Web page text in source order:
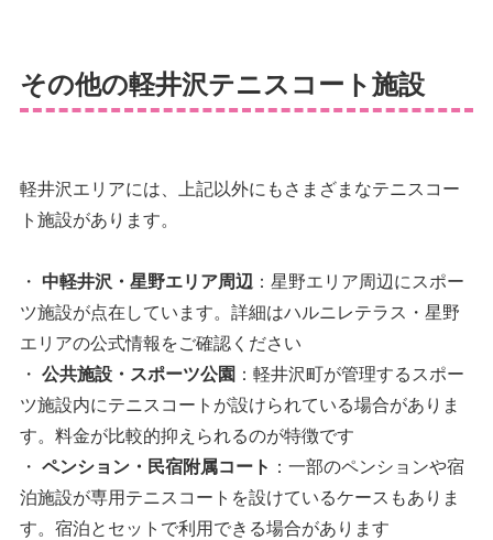
その他の軽井沢テニスコート施設
軽井沢エリアには、上記以外にもさまざまなテニスコー
ト施設があります。
・ 中軽井沢・星野エリア周辺 ：星野エリア周辺にスポー
ツ施設が点在しています。詳細はハルニレテラス・星野
エリアの公式情報をご確認ください
・ 公共施設・スポーツ公園 ：軽井沢町が管理するスポー
ツ施設内にテニスコートが設けられている場合がありま
す。料金が比較的抑えられるのが特徴です
・ ペンション・民宿附属コート ：一部のペンションや宿
泊施設が専用テニスコートを設けているケースもありま
す。宿泊とセットで利用できる場合があります